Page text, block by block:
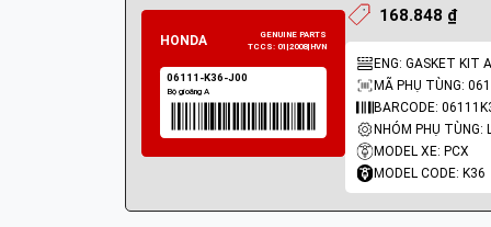
168.848 ₫
ENG: GASKET KIT A
MÃ PHỤ TÙNG:
BARCODE:
MODEL XE: PCX
MODEL CODE: K36